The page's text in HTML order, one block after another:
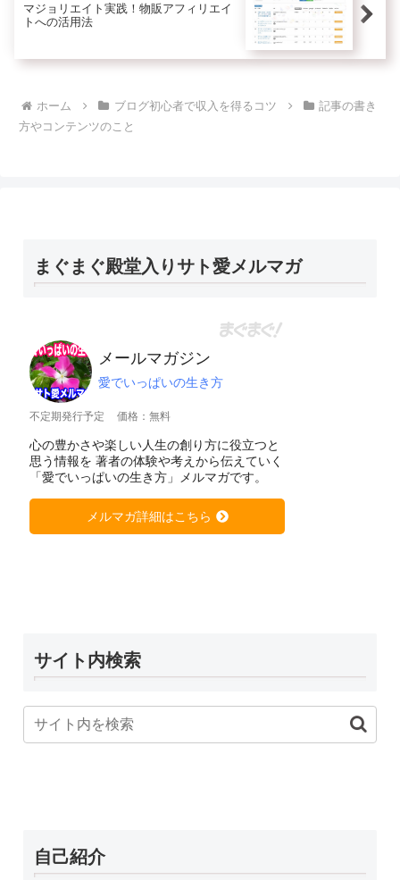
マジョリエイト実践！物販アフィリエイ
トへの活用法
ホーム ブログ初心者で収入を得るコツ
記事の書き
方やコンテンツのこと
まぐまぐ殿堂入りサト愛メルマガ
メールマガジン
愛でいっぱいの生き方
不定期発行予定 価格：無料
心の豊かさや楽しい人生の創り方に役立つと
思う情報を 著者の体験や考えから伝えていく
「愛でいっぱいの生き方」メルマガです。
メルマガ詳細はこちら
サイト内検索
自己紹介